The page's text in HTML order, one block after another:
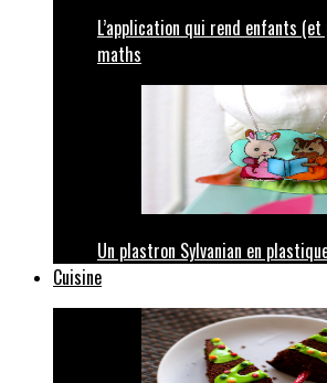
L’application qui rend enfants
maths
Un plastron Sylvanian en
Cuisine